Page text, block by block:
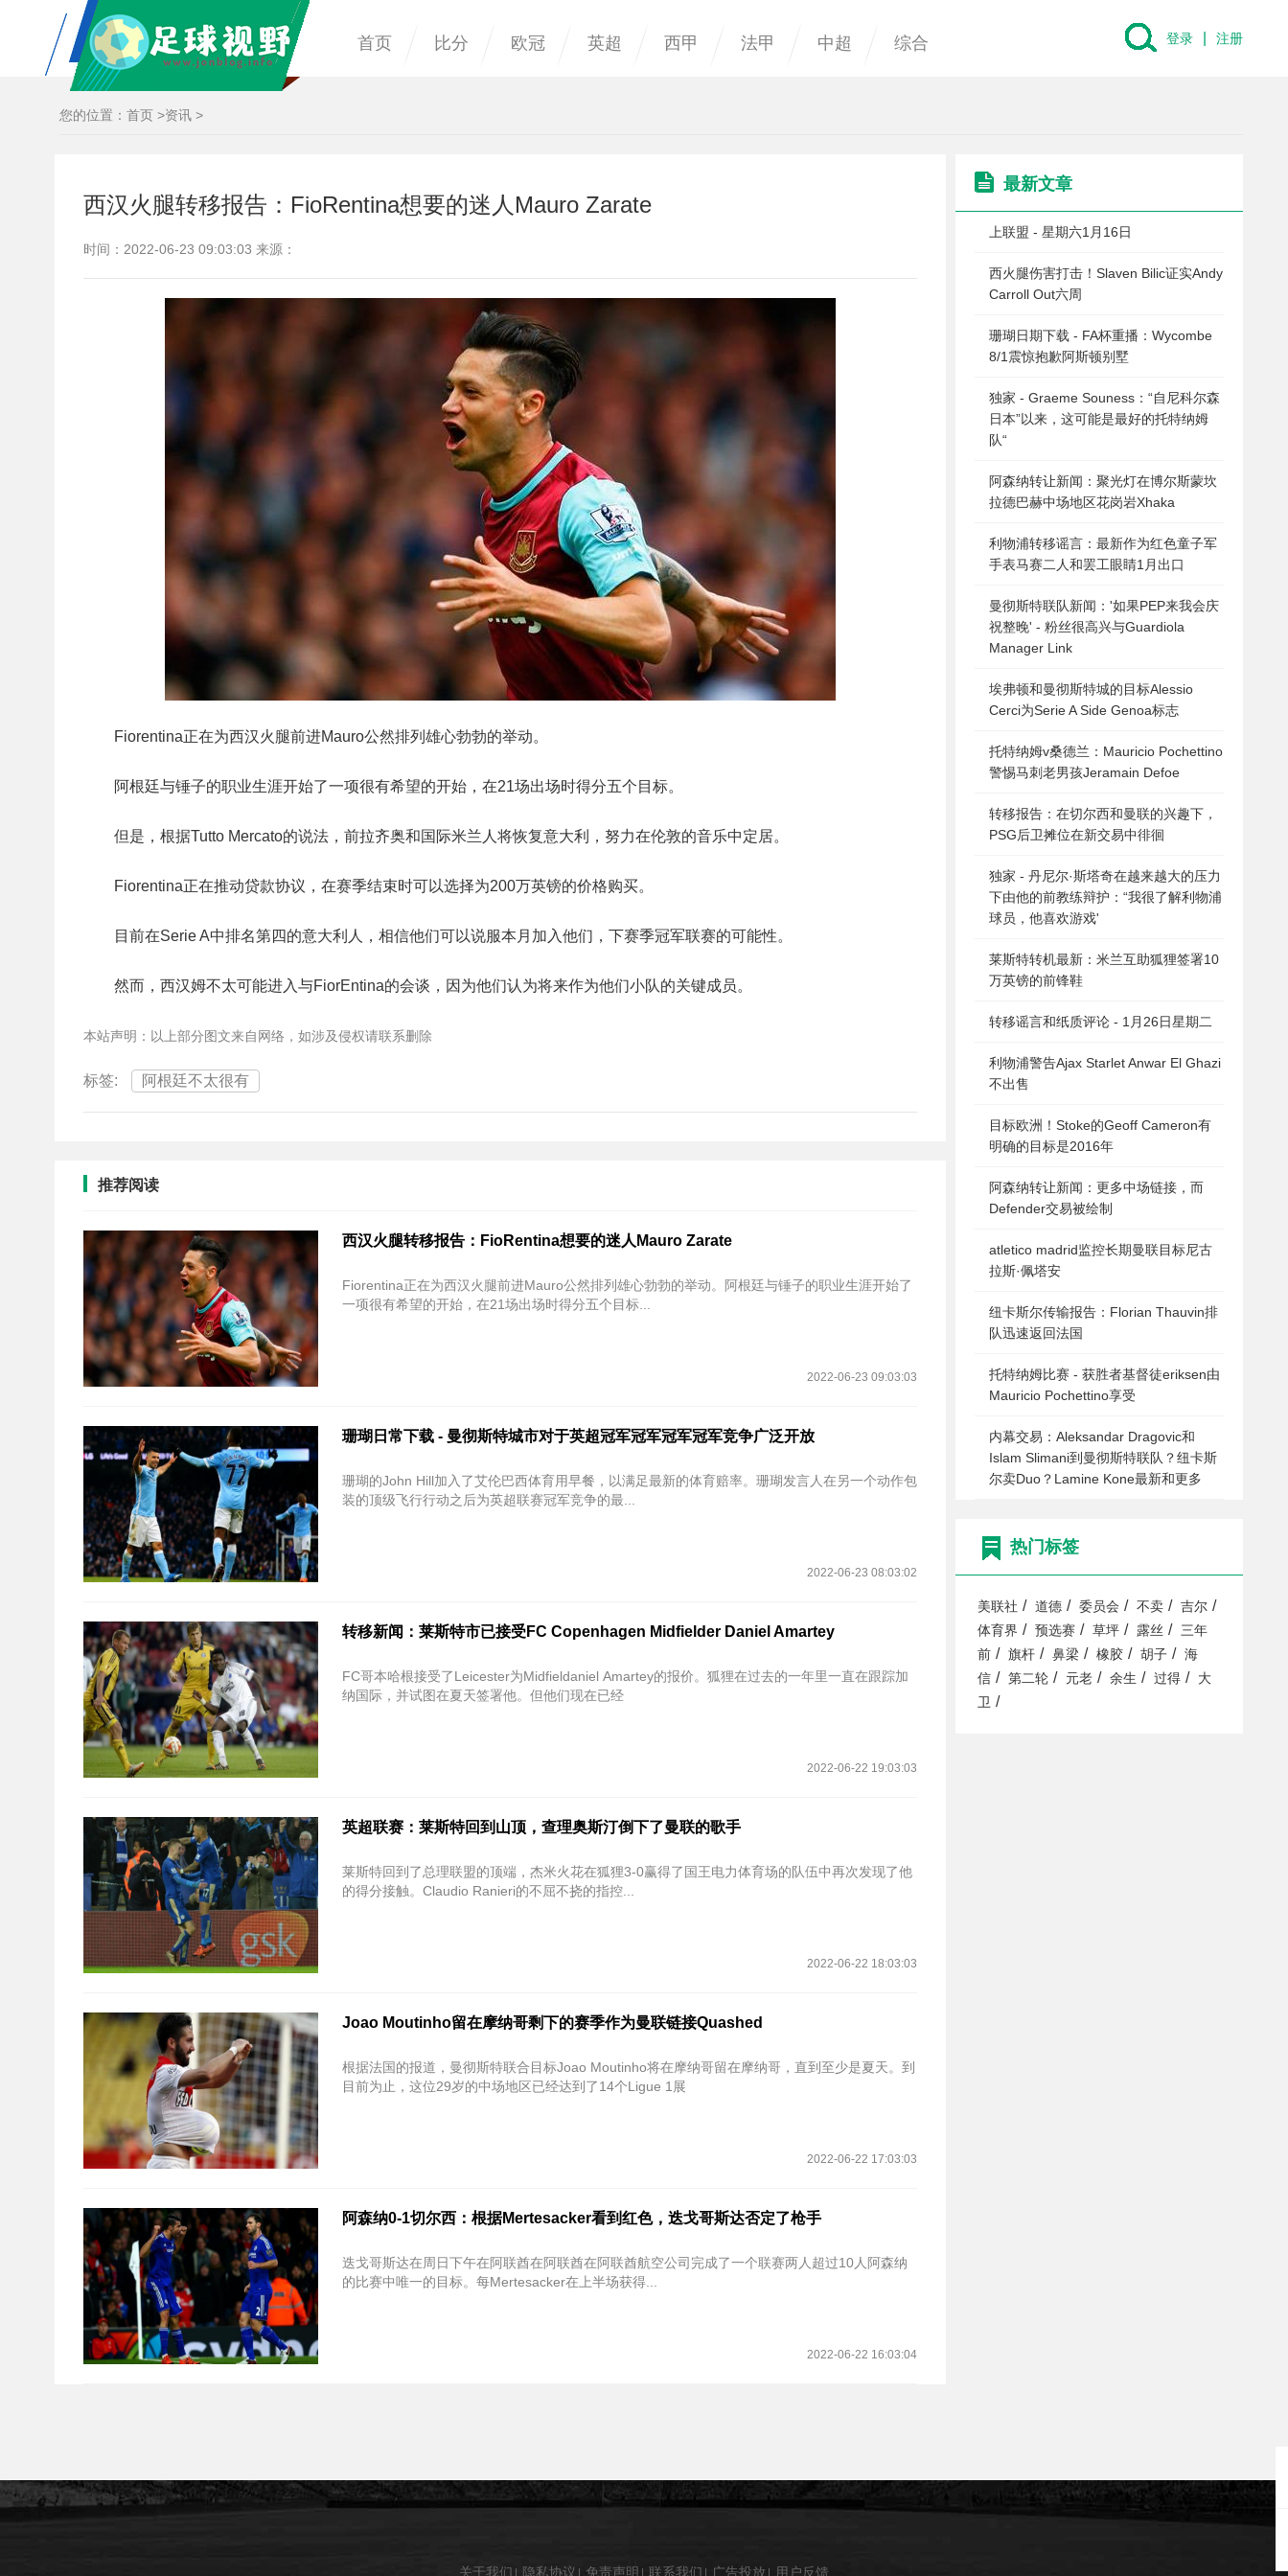
首页 比分 欧冠 英超 西甲 法甲 中超 综合 登录 注册
您的位置： 首页 >资讯 >
西汉火腿转移报告：FioRentina想要的迷人Mauro Zarate
时间：2022-06-23 09:03:03 来源：
Fiorentina正在为西汉火腿前进Mauro公然排列雄心勃勃的举动。
阿根廷与锤子的职业生涯开始了一项很有希望的开始，在21场出场时得分五个目标。
但是，根据Tutto Mercato的说法，前拉齐奥和国际米兰人将恢复意大利，努力在伦敦的音乐中定居。
Fiorentina正在推动贷款协议，在赛季结束时可以选择为200万英镑的价格购买。
目前在Serie A中排名第四的意大利人，相信他们可以说服本月加入他们，下赛季冠军联赛的可能性。
然而，西汉姆不太可能进入与FiorEntina的会谈，因为他们认为将来作为他们小队的关键成员。
本站声明：以上部分图文来自网络，如涉及侵权请联系删除
标签: 阿根廷不太很有
推荐阅读
西汉火腿转移报告：FioRentina想要的迷人Mauro Zarate
Fiorentina正在为西汉火腿前进Mauro公然排列雄心勃勃的举动。阿根廷与锤子的职业生涯开始了
一项很有希望的开始，在21场出场时得分五个目标...
2022-06-23 09:03:03
珊瑚日常下载 - 曼彻斯特城市对于英超冠军冠军冠军冠军竞争广泛开放
珊瑚的John Hill加入了艾伦巴西体育用早餐，以满足最新的体育赔率。珊瑚发言人在另一个动作包
装的顶级飞行行动之后为英超联赛冠军竞争的最...
2022-06-23 08:03:02
转移新闻：莱斯特市已接受FC Copenhagen Midfielder Daniel Amartey
FC哥本哈根接受了Leicester为Midfieldaniel Amartey的报价。狐狸在过去的一年里一直在跟踪加
纳国际，并试图在夏天签署他。但他们现在已经
2022-06-22 19:03:03
英超联赛：莱斯特回到山顶，查理奥斯汀倒下了曼联的歌手
莱斯特回到了总理联盟的顶端，杰米火花在狐狸3-0赢得了国王电力体育场的队伍中再次发现了他
的得分接触。Claudio Ranieri的不屈不挠的指控...
2022-06-22 18:03:03
Joao Moutinho留在摩纳哥剩下的赛季作为曼联链接Quashed
根据法国的报道，曼彻斯特联合目标Joao Moutinho将在摩纳哥留在摩纳哥，直到至少是夏天。到
目前为止，这位29岁的中场地区已经达到了14个Ligue 1展
2022-06-22 17:03:03
阿森纳0-1切尔西：根据Mertesacker看到红色，迭戈哥斯达否定了枪手
迭戈哥斯达在周日下午在阿联酋在阿联酋在阿联酋航空公司完成了一个联赛两人超过10人阿森纳
的比赛中唯一的目标。每Mertesacker在上半场获得...
2022-06-22 16:03:04
最新文章
上联盟 - 星期六1月16日
西火腿伤害打击！Slaven Bilic证实Andy
Carroll Out六周
珊瑚日期下载 - FA杯重播：Wycombe
8/1震惊抱歉阿斯顿别墅
独家 - Graeme Souness：“自尼科尔森
日本”以来，这可能是最好的托特纳姆
队“
阿森纳转让新闻：聚光灯在博尔斯蒙坎
拉德巴赫中场地区花岗岩Xhaka
利物浦转移谣言：最新作为红色童子军
手表马赛二人和罢工眼睛1月出口
曼彻斯特联队新闻：'如果PEP来我会庆
祝整晚' - 粉丝很高兴与Guardiola
Manager Link
埃弗顿和曼彻斯特城的目标Alessio
Cerci为Serie A Side Genoa标志
托特纳姆v桑德兰：Mauricio Pochettino
警惕马刺老男孩Jeramain Defoe
转移报告：在切尔西和曼联的兴趣下，
PSG后卫摊位在新交易中徘徊
独家 - 丹尼尔·斯塔奇在越来越大的压力
下由他的前教练辩护：“我很了解利物浦
球员，他喜欢游戏'
莱斯特转机最新：米兰互助狐狸签署10
万英镑的前锋鞋
转移谣言和纸质评论 - 1月26日星期二
利物浦警告Ajax Starlet Anwar El Ghazi
不出售
目标欧洲！Stoke的Geoff Cameron有
明确的目标是2016年
阿森纳转让新闻：更多中场链接，而
Defender交易被绘制
atletico madrid监控长期曼联目标尼古
拉斯·佩塔安
纽卡斯尔传输报告：Florian Thauvin排
队迅速返回法国
托特纳姆比赛 - 获胜者基督徒eriksen由
Mauricio Pochettino享受
内幕交易：Aleksandar Dragovic和
Islam Slimani到曼彻斯特联队？纽卡斯
尔卖Duo？Lamine Kone最新和更多
热门标签
美联社 / 道德 / 委员会 / 不卖 / 吉尔 /
体育界 / 预选赛 / 草坪 / 露丝 /
三年
前 / 旗杆 / 鼻梁 / 橡胶 / 胡子 /
海
信 / 第二轮 / 元老 / 余生 / 过得 /
大
卫 /
关于我们 隐私协议 免责声明 联系我们 广告投放 用户反馈